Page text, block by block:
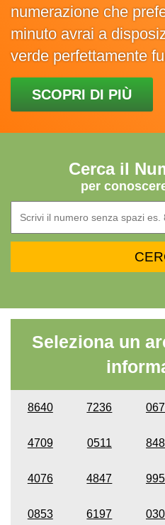
numerazione che
minuto avrai a
verde perfettamente
SCOPRI DI PIÙ
Cerca il
per
Seleziona un
8640 7236
4709 0511
4076 4847
0853 6197